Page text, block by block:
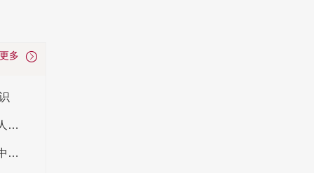
多
第十五届金漆奖年度获奖名单公布，企业/品牌/人物等17个奖项“名花有主”
涂料协会是做什么的 我国涂料行业协会有哪些 中国涂料协会名单